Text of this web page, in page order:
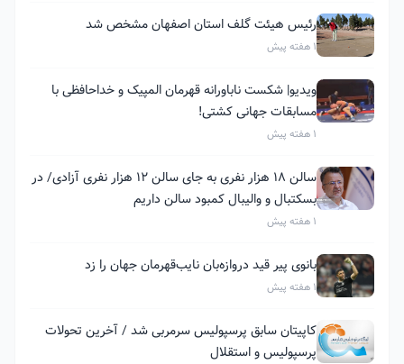
رئیس هیئت گلف استان اصفهان مشخص شد
1 هفته پیش
ویدیو| شکست ناباورانه قهرمان المپیک و خداحافظی با
مسابقات جهانی کشتی!
1 هفته پیش
سالن ۱۸ هزار نفری به جای سالن ۱۲ هزار نفری آزادی/ در
بسکتبال و والیبال کمبود سالن داریم
1 هفته پیش
بانوی پیر قید دروازه‌بان نایب‌قهرمان جهان را زد
1 هفته پیش
کاپیتان سابق پرسپولیس سرمربی شد / آخرین تحولات
پرسپولیس و استقلال